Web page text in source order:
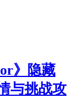
》隐藏
与挑战攻